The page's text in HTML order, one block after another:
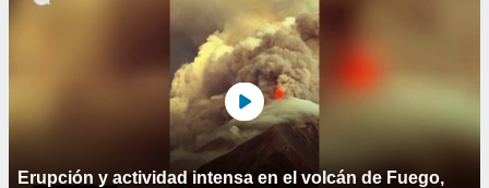
Erupción y actividad intensa en el volcán de Fuego,